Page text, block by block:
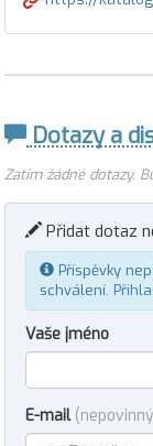
Dotazy a
Zatím žádné dotazy.
Přidat dotaz
Příspěvky
schválení.
Vaše jméno
E-mail